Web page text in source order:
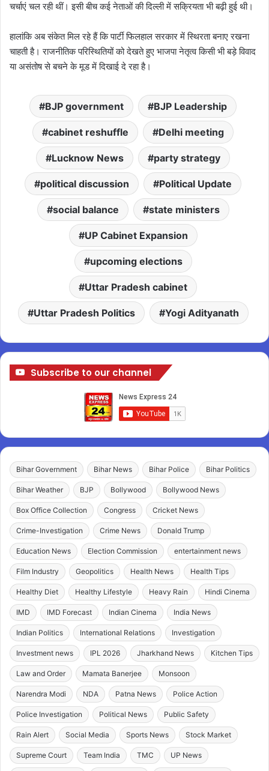
चर्चाएं चल रही थीं। इसी बीच कई नेताओं की दिल्ली में सक्रियता भी बढ़ी हुई थी।
हालांकि अब संकेत मिल रहे हैं कि पार्टी फिलहाल सरकार में स्थिरता बनाए रखना
चाहती है। राजनीतिक परिस्थितियों को देखते हुए भाजपा नेतृत्व किसी भी बड़े विवाद
या असंतोष से बचने के मूड में दिखाई दे रहा है।
BJP government BJP Leadership
cabinet reshuffle Delhi meeting
Lucknow News party strategy
political discussion Political Update
social balance state ministers
UP Cabinet Expansion
upcoming elections
Uttar Pradesh cabinet
Uttar Pradesh Politics Yogi Adityanath
Subscribe to our channel
Bihar Government Bihar News Bihar Police Bihar Politics
Bihar Weather BJP Bollywood Bollywood News
Box Office Collection Congress Cricket News
Crime-Investigation Crime News Donald Trump
Education News Election Commission entertainment news
Film Industry Geopolitics Health News Health Tips
Healthy Diet Healthy Lifestyle Heavy Rain Hindi Cinema
IMD IMD Forecast Indian Cinema India News
Indian Politics International Relations Investigation
Investment news IPL 2026 Jharkhand News Kitchen Tips
Law and Order Mamata Banerjee Monsoon
Narendra Modi NDA Patna News Police Action
Police Investigation Political News Public Safety
Rain Alert Social Media Sports News Stock Market
Supreme Court Team India TMC UP News